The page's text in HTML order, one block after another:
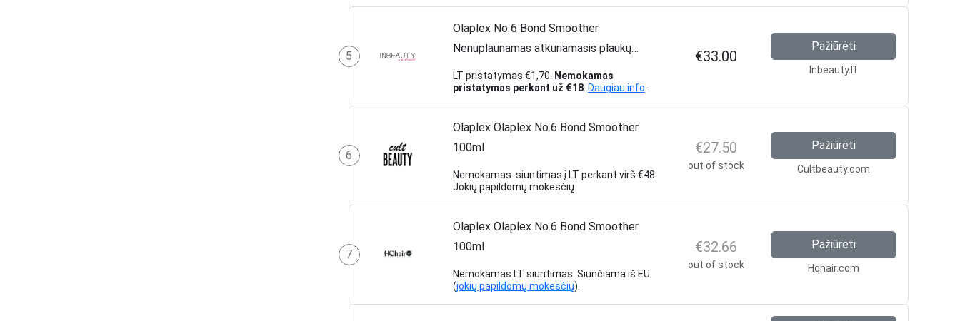
5
Olaplex No 6 Bond Smoother
Nenuplaunamas atkuriamasis plaukų
LT pristatymas €1,70. Nemokamas
pristatymas perkant už €18. Daugiau info
€33.00
Pažiūrėti
Inbeauty.lt
6
Olaplex Olaplex No.6 Bond Smoother
100ml
Nemokamas siuntimas į LT perkant virš €48.
Jokių papildomų mokesčių.
€27.50
out of stock
Pažiūrėti
Cultbeauty.com
7
Olaplex Olaplex No.6 Bond Smoother
100ml
Nemokamas LT siuntimas. Siunčiama iš EU
(jokių papildomų mokesčių).
€32.66
out of stock
Pažiūrėti
Hqhair.com